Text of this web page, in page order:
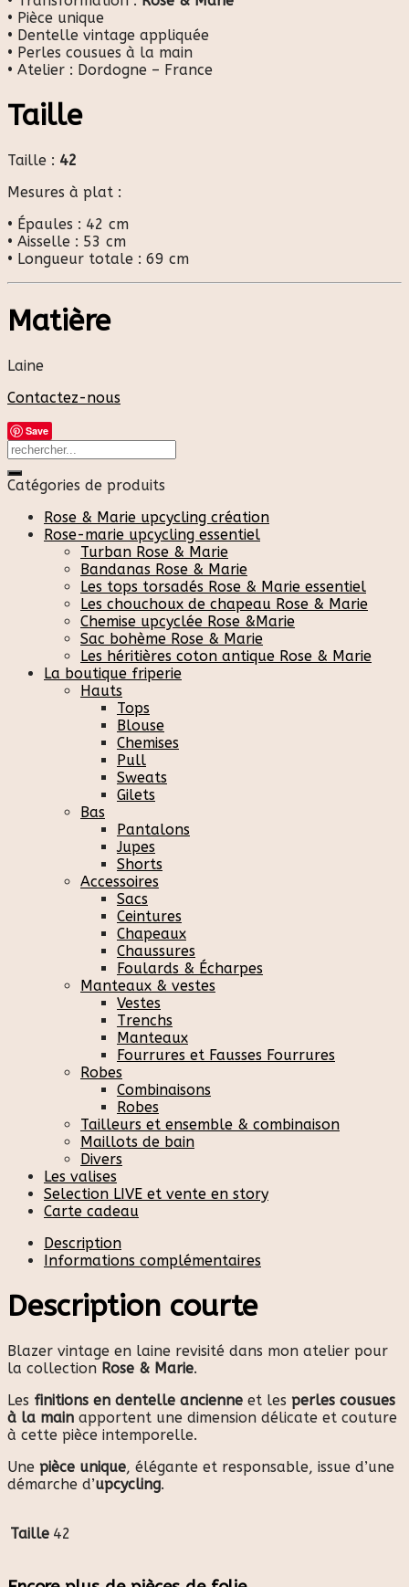
• Pièce unique
• Dentelle vintage appliquée
• Perles cousues à la main
• Atelier : Dordogne – France
Taille
Taille : 42
Mesures à plat :
• Épaules : 42 cm
• Aisselle : 53 cm
• Longueur totale : 69 cm
Matière
Laine
Contactez-nous
Save
Catégories de produits
Rose & Marie upcycling création
Rose-marie upcycling essentiel
Turban Rose & Marie
Bandanas Rose & Marie
Les tops torsadés Rose & Marie essentiel
Les chouchoux de chapeau Rose & Marie
Chemise upcyclée Rose &Marie
Sac bohème Rose & Marie
Les héritières coton antique Rose & Marie
La boutique friperie
Hauts
Tops
Blouse
Chemises
Pull
Sweats
Gilets
Bas
Pantalons
Jupes
Shorts
Accessoires
Sacs
Ceintures
Chapeaux
Chaussures
Foulards & Écharpes
Manteaux & vestes
Vestes
Trenchs
Manteaux
Fourrures et Fausses Fourrures
Robes
Combinaisons
Robes
Tailleurs et ensemble & combinaison
Maillots de bain
Divers
Les valises
Selection LIVE et vente en story
Carte cadeau
Description
Informations complémentaires
Description courte
Blazer vintage en laine revisité dans mon atelier pour
la collection Rose & Marie.
Les finitions en dentelle ancienne et les perles cousues
à la main apportent une dimension délicate et couture
à cette pièce intemporelle.
Une pièce unique, élégante et responsable, issue d’une
démarche d’upcycling.
Taille 42